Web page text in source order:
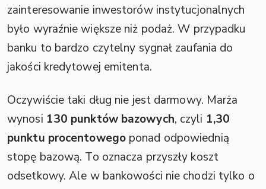
zainteresowanie inwestorów instytucjonalnych
było wyraźnie większe niż podaż. W przypadku
banku to bardzo czytelny sygnał zaufania do
jakości kredytowej emitenta.
Oczywiście taki dług nie jest darmowy. Marża
wynosi 130 punktów bazowych, czyli 1,30
punktu procentowegoponad odpowiednią
stopę bazową. To oznacza przyszły koszt
odsetkowy. Ale w bankowości nie chodzi tylko o